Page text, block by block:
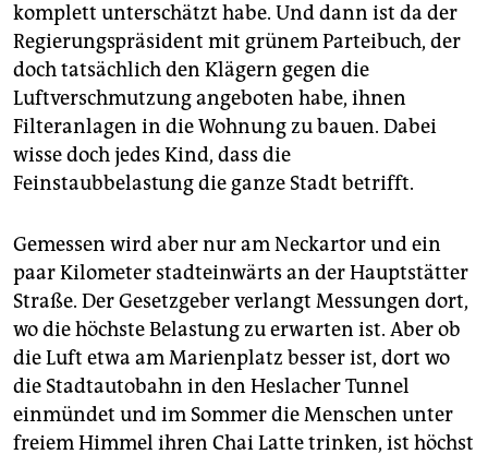
komplett unterschätzt habe. Und dann ist da der
Regierungspräsident mit grünem Parteibuch, der
doch tatsächlich den Klägern gegen die
Luftverschmutzung angeboten habe, ihnen
Filteranlagen in die Wohnung zu bauen. Dabei
wisse doch jedes Kind, dass die
Feinstaubbelastung die ganze Stadt betrifft.
Gemessen wird aber nur am Neckartor und ein
paar Kilometer stadteinwärts an der Hauptstätter
Straße. Der Gesetzgeber verlangt Messungen dort,
wo die höchste Belastung zu erwarten ist. Aber ob
die Luft etwa am Marienplatz besser ist, dort wo
die Stadtautobahn in den Heslacher Tunnel
einmündet und im Sommer die Menschen unter
freiem Himmel ihren Chai Latte trinken, ist höchst